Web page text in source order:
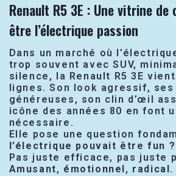
Renault R5 3E : Une vitrine de
être l’électrique passion
Dans un marché où
trop souvent avec SUV,
silence, la Renault R5 3E
lignes. Son look agressif,
généreuses, son clin d’œil
icône des années 80 en font
nécessaire.
Elle pose une question
l’électrique pouvait être fun ?
Pas juste efficace, pas juste
Amusant, émotionnel , radical .